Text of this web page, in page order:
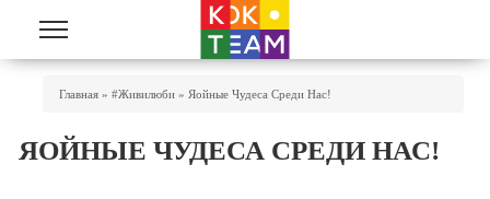
Перейти к основному содержанию
Главная » #живилюби » Яойные Чудеса Среди Нас!
ЯОЙНЫЕ ЧУДЕСА СРЕДИ НАС!